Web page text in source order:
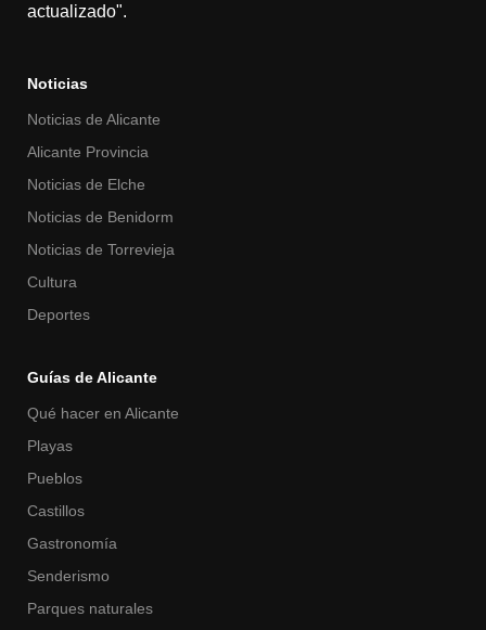
actualizado".
Noticias
Noticias de Alicante
Alicante Provincia
Noticias de Elche
Noticias de Benidorm
Noticias de Torrevieja
Cultura
Deportes
Guías de Alicante
Qué hacer en Alicante
Playas
Pueblos
Castillos
Gastronomía
Senderismo
Parques naturales